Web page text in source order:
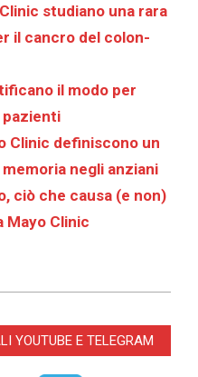
studiano una rara
il cancro del colon-
il modo per
pazienti
Clinic definiscono un
negli anziani
ciò che causa (e non)
Mayo Clinic
YOUTUBE E TELEGRAM